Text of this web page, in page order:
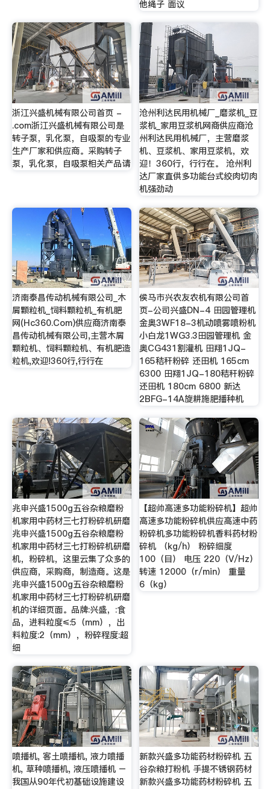
他绳子 面议
浙江兴盛机械有限公司首页 -
.com浙江兴盛机械有限公司是
转子泵，乳化泵，自吸泵的专业
生产厂家和供应商。采购转子
泵，乳化泵，自吸泵相关产品请
沧州利达民用机械厂_磨浆机_豆
浆机_家用豆浆机网商供应商沧
州利达民用机械厂，主营磨浆
机、豆浆机、家用豆浆机，欢
迎！360行，行行在。 沧州利
达厂家直供多功能台式绞肉切肉
机强劲动
济南泰昌传动机械有限公司_木
屑颗粒机_饲料颗粒机_有机肥
网(Hc360.Com)供应商济南泰
昌传动机械有限公司,主营木屑
颗粒机、饲料颗粒机、有机肥造
粒机,欢迎!360行,行行在
侯马市兴农友农机有限公司首
页-公司兴盛DN-4 田园管理机
金奥3WF18-3机动喷雾喷粉机
小白龙1WG3.3田园管理机 金
奥CG431割灌机 田翔1JQ-
165秸秆粉碎 还田机 165cm
6300 田翔1JQ-180秸秆粉碎
还田机 180cm 6800 新达
2BFG-14A旋耕施肥播种机
兆申兴盛1500g五谷杂粮磨粉
机家用中药材三七打粉碎机研磨
兆申兴盛1500g五谷杂粮磨粉
机家用中药材三七打粉碎机研磨
机，粉碎机，这里云集了众多的
供应商，采购商，制造商。这是
兆申兴盛1500g五谷杂粮磨粉
机家用中药材三七打粉碎机研磨
机的详细页面。品牌:兴盛，:食
品，进料粒度≤:5（mm），出
料粒度:2（mm），粉碎程度:超
细
【超帅高速多功能粉碎机】超帅
高速多功能粉碎机供应高速中药
粉碎机多功能粉碎机香料药材粉
碎机 （kg/h） 粉碎细度
100（目） 电压 220（V/Hz）
转速 12000（r/min） 重量
6（kg）
喷播机, 客土喷播机, 液力喷播
机, 草种喷播机, 液压喷播机 –
我国从90年代初基础设施建设
新款兴盛多功能药材粉碎机 五
谷杂粮打粉机 手提不锈钢药材
新款兴盛多功能药材粉碎机 五